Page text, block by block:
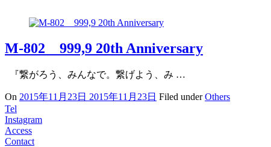
M-802 999,9 20th Anniversary
『繋がろう、みんなで。繋げよう、み …
On 2015年11月23日 2015年11月23日 Filed underOthers
Tel
Instagram
Access
Contact